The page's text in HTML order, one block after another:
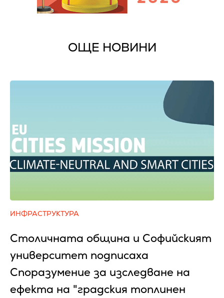
ОЩЕ НОВИНИ
ИНФРАСТРУКТУРА
Столичната община и Софийският
университет подписаха
Споразумение за изследване на
ефекта на "градския топлинен